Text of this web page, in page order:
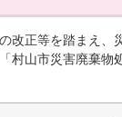
改正等を踏まえ
山市災害廃棄物